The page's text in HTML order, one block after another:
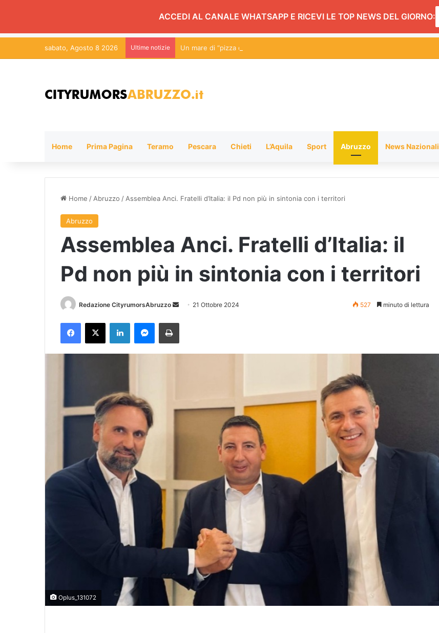
ACCEDI AL CANALE WHATSAPP E RICEVI LE TOP NEWS DEL GIORNO:
sabato, Agosto 8 2026 Ultime notizie Un mare di “pizza dogge”: l’iniziativa ad Alba Adriatica
Home Prima Pagina Teramo Pescara Chieti L’Aquila Sport Abruzzo News Nazionali
Home / Abruzzo / Assemblea Anci. Fratelli d’Italia: il Pd non più in sintonia con i territori
Abruzzo
Assemblea Anci. Fratelli d’Italia: il
Pd non più in sintonia con i territori
Redazione CityrumorsAbruzzo
i
a
21 Ottobre 2024 527 minuto di lettura
Oplus_131072